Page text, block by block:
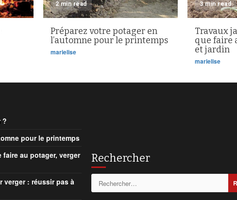
2 min read
Préparez votre potager en
l’automne pour le printemps
marielise
3 min read
Travaux
que faire
et jardin
marielise
?
pour le printemps
au potager, verger
verger : réussir pas à
Rechercher